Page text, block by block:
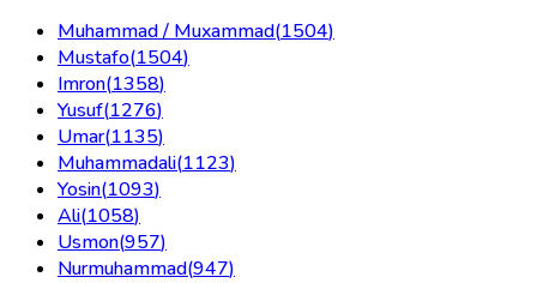
Muhammad / Muxammad(1504)
Mustafo(1504)
Imron(1358)
Yusuf(1276)
Umar(1135)
Muhammadali(1123)
Yosin(1093)
Ali(1058)
Usmon(957)
Nurmuhammad(947)